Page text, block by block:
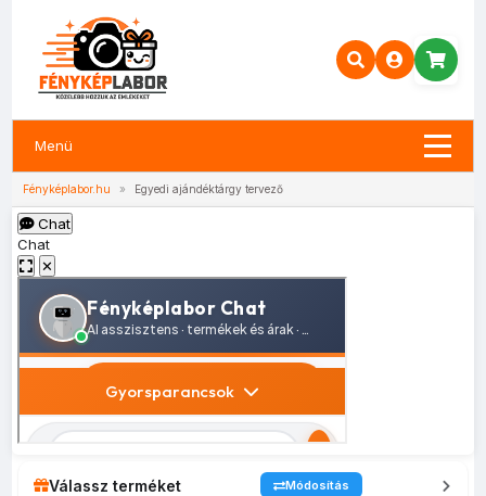
Menü
Fényképlabor.hu » Egyedi ajándéktárgy tervező
Chat
Chat
✕
Válassz terméket Módosítás